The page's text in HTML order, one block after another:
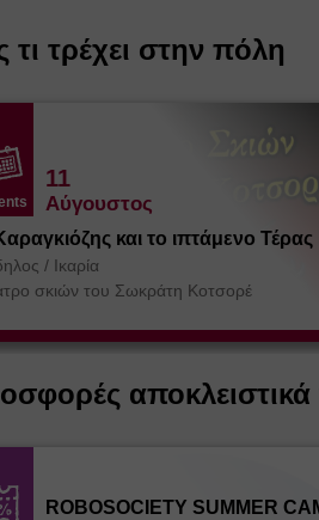
τι τρέχει στην πόλη
11
Αύγουστος
και το ιπτάμενο Τέρας
/ Ικαρία
σκιών του Σωκράτη Κοτσορέ
αποκλειστικά
ROBOSOCIETY SUMMER